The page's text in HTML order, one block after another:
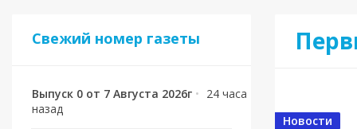
Свежий номер газеты
Выпуск 0 от 7 Августа 2026г • 24 часа
назад
Новости